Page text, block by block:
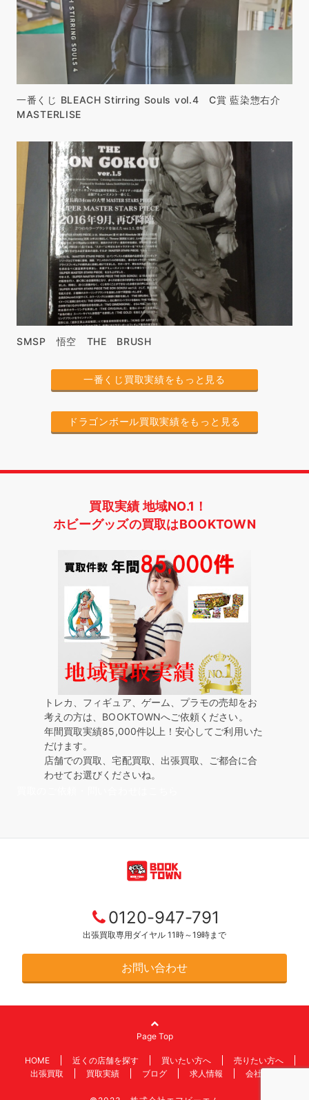
一番くじ BLEACH Stirring Souls vol.4 C賞 藍染惣右介
MASTERLISE
SMSP 悟空 THE BRUSH
一番くじ買取実績をもっと見る
ドラゴンボール買取実績をもっと見る
買取実績 地域NO.1！
ホビーグッズの買取はBOOKTOWN
トレカ、フィギュア、ゲーム、プラモの売却をお
考えの方は、BOOKTOWNへご依頼ください。
年間買取実績85,000件以上！安心してご利用いた
だけます。
店舗での買取、宅配買取、出張買取、ご都合に合
わせてお選びくださいね。
0120-947-791
出張買取専用ダイヤル 11時～19時まで
お問い合わせ
Page Top
HOME 近くの店舗を探す 買いたい方へ
売りたい方へ
出張買取
買取実績 ブログ 求人情報 会社情報